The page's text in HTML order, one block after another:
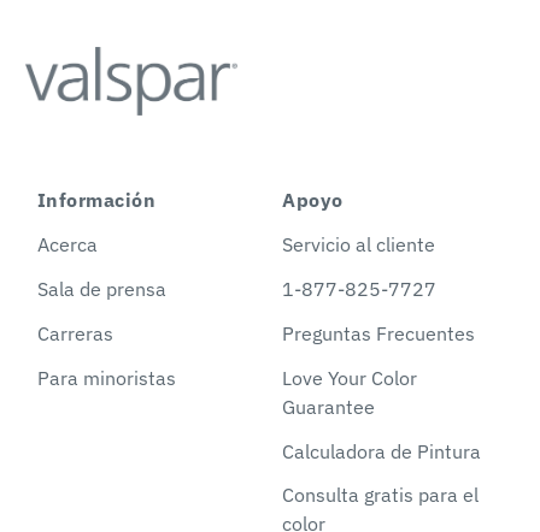
Información
Acerca
Sala de prensa
Carreras
Para minoristas
Apoyo
Servicio al cliente
1-877-825-7727
Preguntas Frecuentes
Love Your Color
Guarantee
Calculadora de Pintura
Consulta gratis para el
color